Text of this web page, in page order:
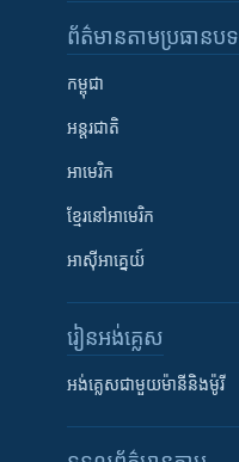
ព័ត៌មាន​តាមប្រធានបទ​
កម្ពុជា
អន្តរជាតិ
អាមេរិក
ខ្មែរ​នៅអាមេរិក
អាស៊ីអាគ្នេយ៍
រៀន​​អង់គ្លេស
អង់គ្លេស​ជាមួយ​ម៉ានី​និង​ម៉ូរី